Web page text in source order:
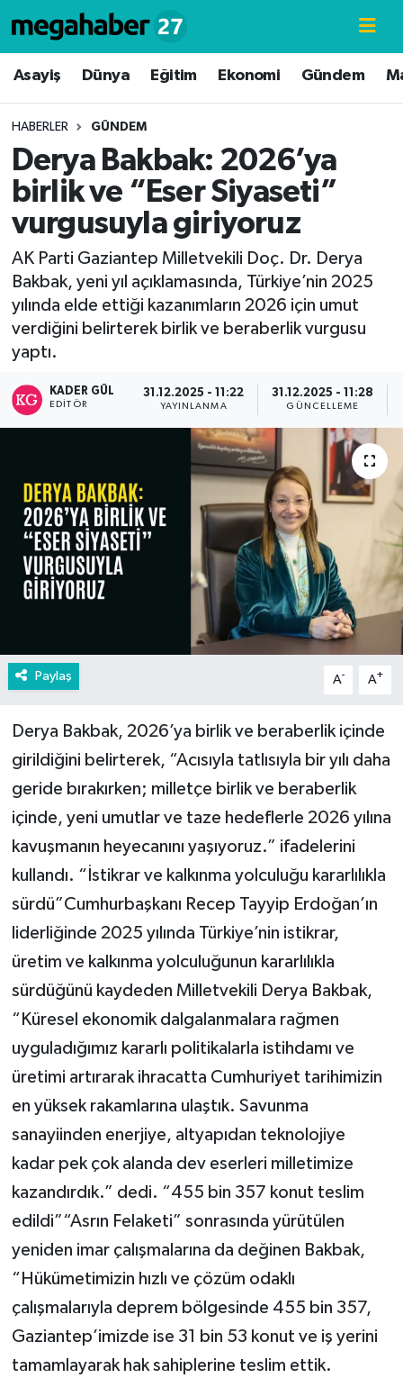
Asayiş Dünya Eğitim Ekonomi Gündem
HABERLER GÜNDEM
Derya Bakbak: 2026’ya
birlik ve “Eser Siyaseti”
vurgusuyla giriyoruz
AK Parti Gaziantep Milletvekili Doç. Dr. Derya
Bakbak, yeni yıl açıklamasında, Türkiye’nin 2025
yılında elde ettiği kazanımların 2026 için umut
verdiğini belirterek birlik ve beraberlik vurgusu
yaptı.
KADER GÜL
EDITÖR
31.12.2025 - 11:22
YAYINLANMA
31.12.2025 - 11:28
GÜNCELLEME
Paylaş A- A+
Derya Bakbak, 2026’ya birlik ve beraberlik içinde
girildiğini belirterek, “Acısıyla tatlısıyla bir yılı daha
geride bırakırken; milletçe birlik ve beraberlik
içinde, yeni umutlar ve taze hedeflerle 2026 yılına
kavuşmanın heyecanını yaşıyoruz.” ifadelerini
kullandı. “İstikrar ve kalkınma yolculuğu kararlılıkla
sürdü”Cumhurbaşkanı Recep Tayyip Erdoğan’ın
liderliğinde 2025 yılında Türkiye’nin istikrar,
üretim ve kalkınma yolculuğunun kararlılıkla
sürdüğünü kaydeden Milletvekili Derya Bakbak,
“Küresel ekonomik dalgalanmalara rağmen
uyguladığımız kararlı politikalarla istihdamı ve
üretimi artırarak ihracatta Cumhuriyet tarihimizin
en yüksek rakamlarına ulaştık. Savunma
sanayiinden enerjiye, altyapıdan teknolojiye
kadar pek çok alanda dev eserleri milletimize
kazandırdık.” dedi. “455 bin 357 konut teslim
edildi”“Asrın Felaketi” sonrasında yürütülen
yeniden imar çalışmalarına da değinen Bakbak,
“Hükümetimizin hızlı ve çözüm odaklı
çalışmalarıyla deprem bölgesinde 455 bin 357,
Gaziantep’imizde ise 31 bin 53 konut ve iş yerini
tamamlayarak hak sahiplerine teslim ettik.
Hava Durumu
Süper Lig Puan Durumu ve Fikstür
Tüm Manşetler
Son Dakika Haberleri
Haber Arşivi